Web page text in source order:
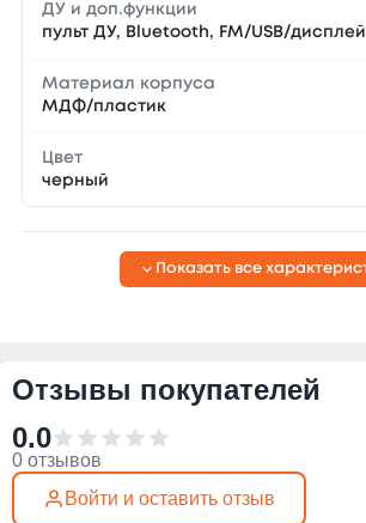
ДУ и доп.функции
пульт ДУ, Bluetooth, FM/USB/дисплей
Материал корпуса
МДФ/пластик
Цвет
черный
Показать все
Отзывы покупателей
0.0
0 отзывов
Войти и оставить отзыв